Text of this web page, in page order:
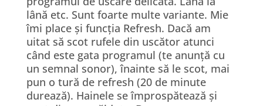
lână etc. Sunt foarte multe variante. Mie
îmi place și funcția Refresh. Dacă am
uitat să scot rufele din uscător atunci
când este gata programul (te anunță cu
un semnal sonor), înainte să le scot, mai
pun o tură de refresh (20 de minute
durează). Hainele se împrospătează și